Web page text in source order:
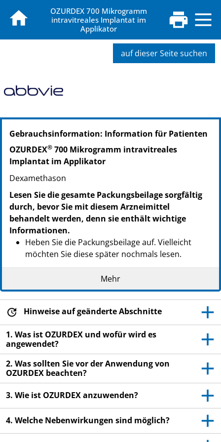
OZURDEX 700 Mikrogramm
intravitreales Implantat im
Applikator
auf dieser Seite suchen
PZN: 06839790
PPN: 110683979054
Gebrauchsinformation: Information für Patienten
OZURDEX® 700 Mikrogramm intravitreales
Implantat im Applikator
Dexamethason
Lesen Sie die gesamte Packungsbeilage sorgfältig
durch, bevor Sie mit diesem Arzneimittel
behandelt werden, denn sie enthält wichtige
Informationen.
Heben Sie die Packungsbeilage auf. Vielleicht
möchten Sie diese später nochmals lesen.
Wenn Sie weitere Fragen haben, wenden Sie sich
Wenn eine der aufgeführten Nebenwirkungen Sie
erheblich beeinträchtigt oder Sie
Nebenwirkungen bemerken, die nicht in dieser
Packungsbeilage angegeben sind, informieren Sie
bitte Ihren Arzt. Siehe Abschnitt 4.
Mehr
Hinweise auf geänderte Abschnitte
1. Was ist OZURDEX und wofür wird es
angewendet?
2. Was sollten Sie vor der Anwendung von
OZURDEX beachten?
3. Wie ist OZURDEX anzuwenden?
4. Welche Nebenwirkungen sind möglich?